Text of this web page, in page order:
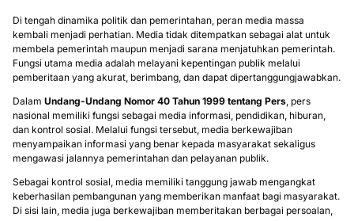
Di tengah dinamika politik dan pemerintahan, peran media massa
kembali menjadi perhatian. Media tidak ditempatkan sebagai alat untuk
membela pemerintah maupun menjadi sarana menjatuhkan pemerintah.
Fungsi utama media adalah melayani kepentingan publik melalui
pemberitaan yang akurat, berimbang, dan dapat dipertanggungjawabkan.
Dalam Undang-Undang Nomor 40 Tahun 1999 tentang Pers, pers
nasional memiliki fungsi sebagai media informasi, pendidikan, hiburan,
dan kontrol sosial. Melalui fungsi tersebut, media berkewajiban
menyampaikan informasi yang benar kepada masyarakat sekaligus
mengawasi jalannya pemerintahan dan pelayanan publik.
Sebagai kontrol sosial, media memiliki tanggung jawab mengangkat
keberhasilan pembangunan yang memberikan manfaat bagi masyarakat.
Di sisi lain, media juga berkewajiban memberitakan berbagai persoalan,